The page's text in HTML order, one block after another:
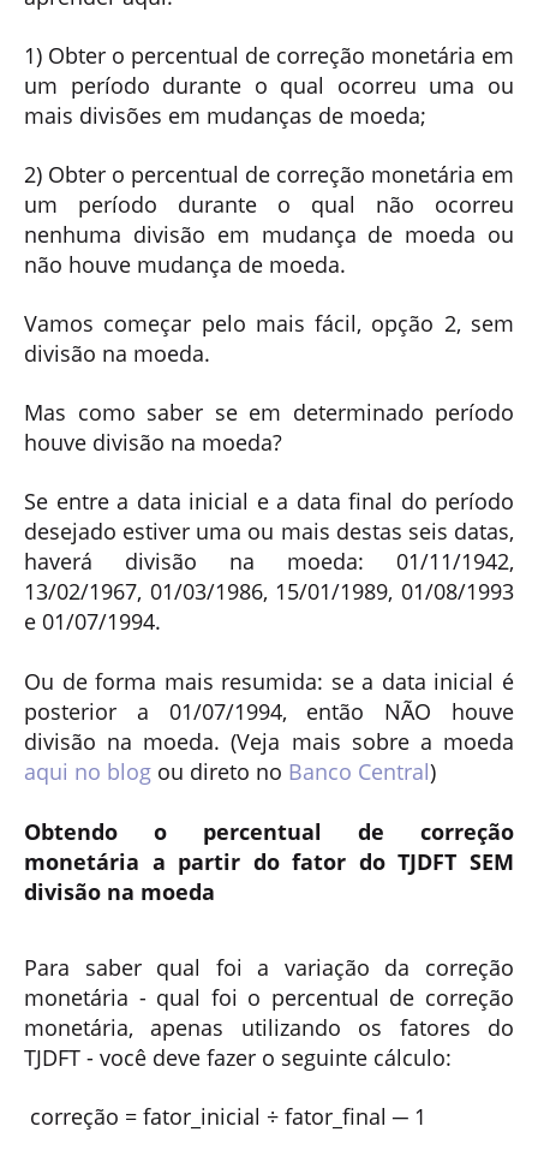
1) Obter o percentual de correção monetária em
um período durante o qual ocorreu uma ou
mais divisões em mudanças de moeda;
2) Obter o percentual de correção monetária em
um período durante o qual não ocorreu
nenhuma divisão em mudança de moeda ou
não houve mudança de moeda.
Vamos começar pelo mais fácil, opção 2, sem
divisão na moeda.
Mas como saber se em determinado período
houve divisão na moeda?
Se entre a data inicial e a data final do período
desejado estiver uma ou mais destas seis datas,
haverá divisão na moeda: 01/11/1942,
13/02/1967, 01/03/1986, 15/01/1989, 01/08/1993
e 01/07/1994.
Ou de forma mais resumida: se a data inicial é
posterior a 01/07/1994, então NÃO houve
divisão na moeda. (Veja mais sobre a moeda
aqui no blog ou direto no Banco Central)
Obtendo o percentual de correção
monetária a partir do fator do TJDFT SEM
divisão na moeda
Para saber qual foi a variação da correção
monetária - qual foi o percentual de correção
monetária, apenas utilizando os fatores do
TJDFT - você deve fazer o seguinte cálculo:
correção = fator_ inicial ÷ fator_ final ─ 1